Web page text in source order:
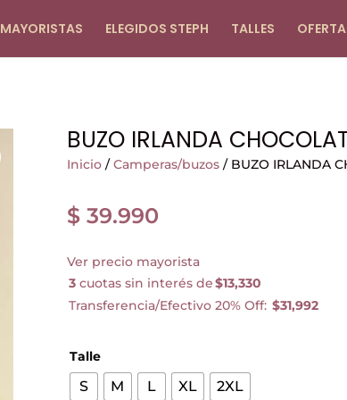
MAYORISTAS ELEGIDOS STEPH TALLES
BUZO IRLANDA
Inicio/Camperas/buzos/ BUZO IRLANDA
$39.990
Ver precio mayorista
3cuotas sin interés de$13,330
Transferencia/Efectivo 20% Off: $31,992
Talle
S M L XL 2XL